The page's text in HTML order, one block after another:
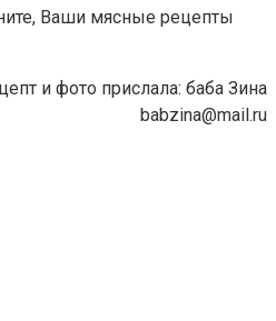
Ваши мясные рецепты
и фото прислала: баба Зина
babzina@mail.ru